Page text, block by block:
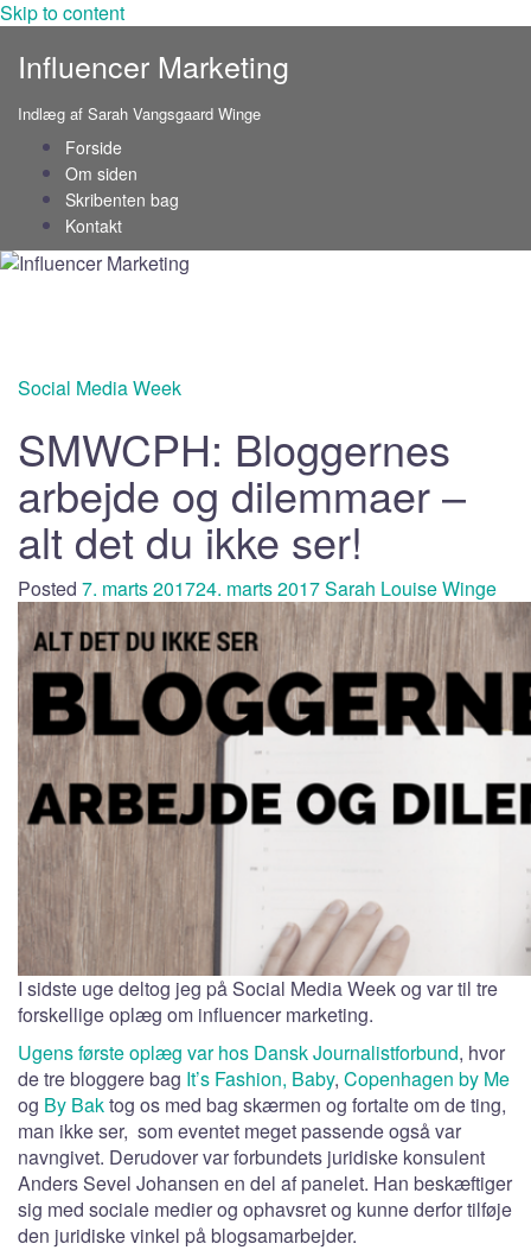
Skip to content
Influencer Marketing
Indlæg af Sarah Vangsgaard Winge
Forside
Om siden
Skribenten bag
Kontakt
Social Media Week
SMWCPH: Bloggernes
arbejde og dilemmaer –
alt det du ikke ser!
Posted 7. marts 201724. marts 2017Sarah Louise Winge
I sidste uge deltog jeg på Social Media Week og var til tre
forskellige oplæg om influencer marketing.
Ugens første oplæg var hos Dansk Journalistforbund, hvor
de tre bloggere bag It’s Fashion, Baby, Copenhagen by Me
og By Baktog os med bag skærmen og fortalte om de ting,
man ikke ser, som eventet meget passende også var
navngivet. Derudover var forbundets juridiske konsulent
Anders Sevel Johansen en del af panelet. Han beskæftiger
sig med sociale medier og ophavsret og kunne derfor tilføje
den juridiske vinkel på blogsamarbejder.